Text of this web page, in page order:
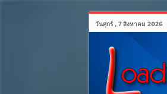
วันศุกร์ , 7 สิงหาคม 2026